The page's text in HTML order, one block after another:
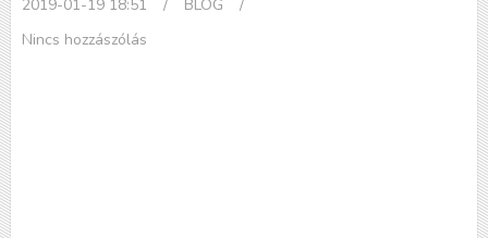
2019-01-19 18:51 / BLOG
/
Nincs hozzászólás